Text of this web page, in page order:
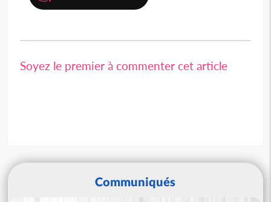
Soyez le premier à commenter cet article
Communiqués